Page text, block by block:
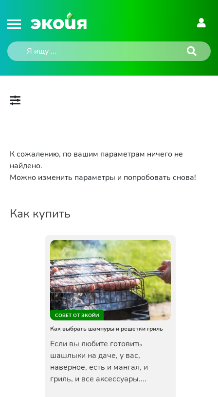
К сожалению, по вашим параметрам ничего не
найдено.
Можно изменить параметры и попробовать снова!
Как купить
СОВЕТ ОТ ЭКОЙИ
Как выбрать шампуры и решетки гриль
Если вы любите готовить
шашлыки на даче, у вас,
наверное, есть и мангал, и
гриль, и все аксессуары....